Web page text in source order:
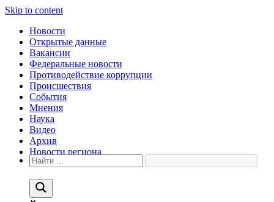
Skip to content
Новости
Открытые данные
Вакансии
Федеральные новости
Противодействие коррупции
Происшествия
События
Мнения
Наука
Видео
Архив
Новости региона